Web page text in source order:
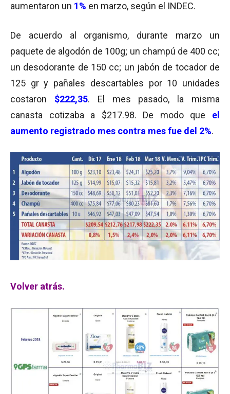
aumentaron un 1% en marzo, según el INDEC.
De acuerdo al organismo, durante marzo un
paquete de algodón de 100g; un champú de 400 cc;
un desodorante de 150 cc; un jabón de tocador de
125 gr y pañales descartables por 10 unidades
costaron
$222,35. El mes pasado, la misma
canasta cotizaba a $217.98. De modo que el
aumento registrado mes contra mes fue del 2%.
Volver atrás.